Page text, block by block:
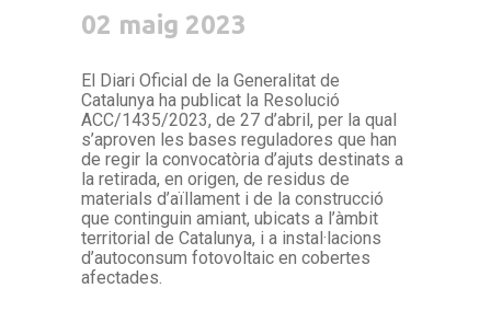
02 maig 2023
El Diari Oficial de la Generalitat de
Catalunya ha publicat la Resolució
ACC/1435/2023, de 27 d’abril, per la qual
s’aproven les bases reguladores que han
de regir la convocatòria d’ajuts destinats a
la retirada, en origen, de residus de
materials d’aïllament i de la construcció
que continguin amiant, ubicats a l’àmbit
territorial de Catalunya, i a instal·lacions
d’autoconsum fotovoltaic en cobertes
afectades.